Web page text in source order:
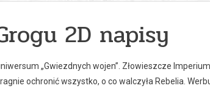
2D napisy
„Gwiezdnych wojen”. Złowieszcze
ochronić wszystko, o co walczyła Rebelia.